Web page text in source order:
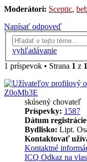
Moderátori: Sceptic,
Napísať odpoveď
vyhľadávanie
1 príspevok • Strana 1 z 1
Z0oMb3E
skúsený chovateľ
Príspevky: 1587
Dátum
Bydlisko: Lipt.
Kontaktovať
Kontaktné
ICQ Odkaz na